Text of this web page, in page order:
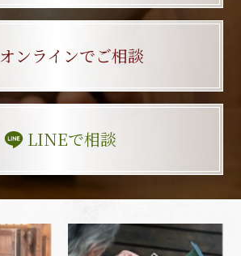
オンラインでご相談
LINEで相談